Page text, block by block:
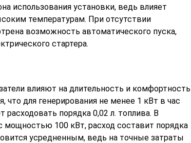
использования установки, ведь влияет
температурам. При отсутствии
возможность автоматического пуска,
стартера.
влияют на длительность и комфортность
что для генерирования не менее 1 кВт в час
расходовать порядка 0,02 л. топлива. В
мощностью 100 кВт, расход составит порядка
усредненным, ведь на точные затраты